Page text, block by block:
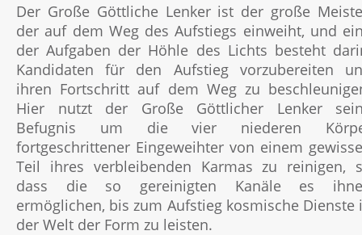
Der Große Göttliche Lenker ist der große
der auf dem Weg des Aufstiegs einweiht, und
der Aufgaben der Höhle des Lichts besteht
Kandidaten für den Aufstieg vorzubereiten
ihren Fortschritt auf dem Weg zu
Hier nutzt der Große Göttlicher Lenker
Befugnis um die vier niederen
fortgeschrittener Eingeweihter von einem
Teil ihres verbleibenden Karmas zu reinigen,
dass die so gereinigten Kanäle es
ermöglichen, bis zum Aufstieg kosmische Dienste
der Welt der Form zu leisten.